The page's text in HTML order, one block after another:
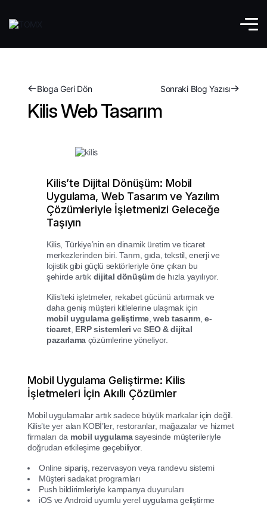
Bloga Geri Dön Sonraki Blog Yazısı
Kilis Web Tasarım
Kilis’te Dijital Dönüşüm: Mobil
Uygulama, Web Tasarım ve Yazılım
Çözümleriyle İşletmenizi Geleceğe
Taşıyın
Kilis, Türkiye’nin en dinamik üretim ve ticaret
merkezlerinden biri. Tarım, gıda, tekstil, enerji ve
lojistik gibi güçlü sektörleriyle öne çıkan bu
şehirde artık dijital dönüşümde hızla yayılıyor.
Kilis’teki işletmeler, rekabet gücünü artırmak ve
daha geniş müşteri kitlelerine ulaşmak için
mobil uygulama geliştirme ,web tasarım,e-
ticaret, ERP sistemleri veSEO & dijital
pazarlama çözümlerine yöneliyor.
Mobil Uygulama Geliştirme: Kilis
İşletmeleri İçin Akıllı Çözümler
Mobil uygulamalar artık sadece büyük markalar için değil.
Kilis’te yer alan KOBİ’ler, restoranlar, mağazalar ve hizmet
firmaları da mobil uygulamasayesinde müşterileriyle
doğrudan etkileşime geçebiliyor.
Online sipariş, rezervasyon veya randevu sistemi
Müşteri sadakat programları
Push bildirimleriyle kampanya duyuruları
iOS ve Android uyumlu yerel uygulama geliştirme